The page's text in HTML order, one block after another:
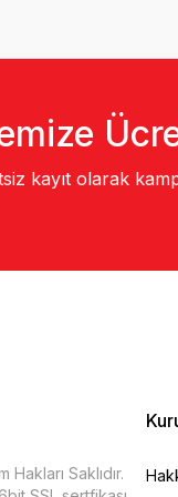
kayıt olarak
Saklıdır.